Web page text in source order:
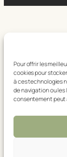
Pour offrir les
cookies pour
à ces technologies
de navigation ou les
consentement peut